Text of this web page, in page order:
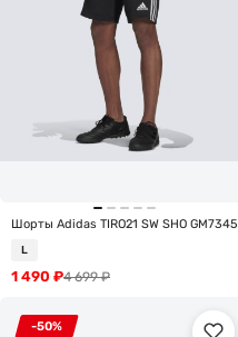
Шорты Adidas TIRO21 SW SHO GM7345
L
4 699₽
1 490 ₽
-50%